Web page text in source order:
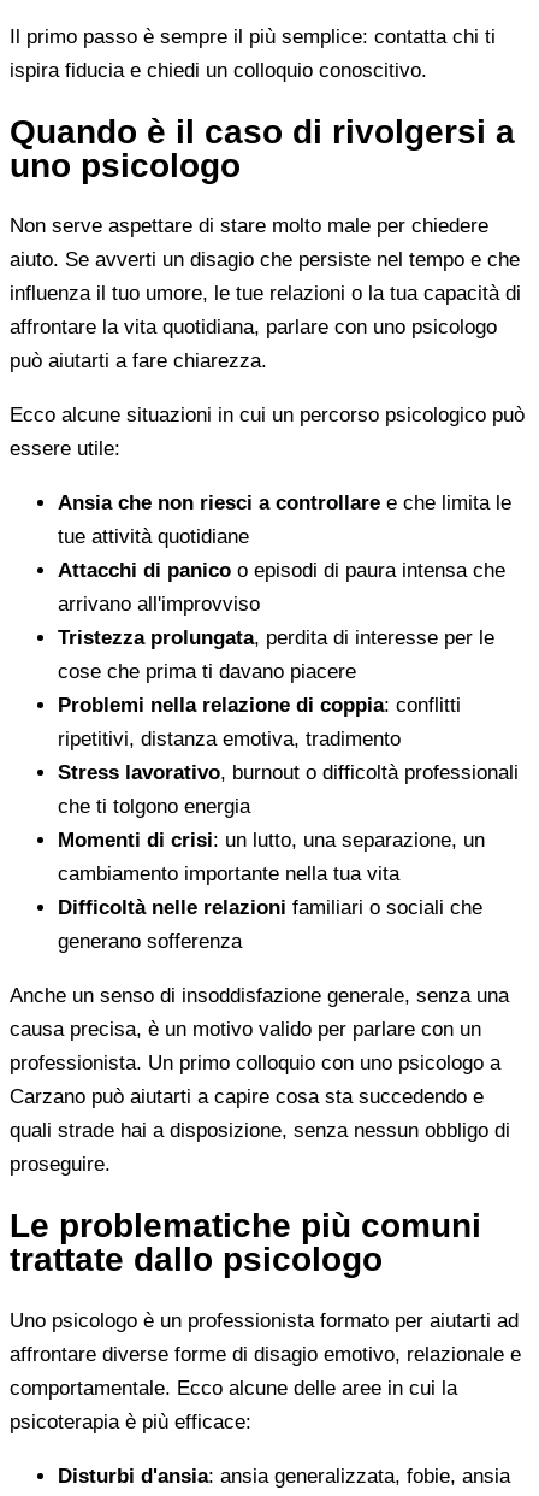
Il primo passo è sempre il più semplice: contatta chi ti
ispira fiducia e chiedi un colloquio conoscitivo.
Quando è il caso di rivolgersi a
uno psicologo
Non serve aspettare di stare molto male per chiedere
aiuto. Se avverti un disagio che persiste nel tempo e che
influenza il tuo umore, le tue relazioni o la tua capacità di
affrontare la vita quotidiana, parlare con uno psicologo
può aiutarti a fare chiarezza.
Ecco alcune situazioni in cui un percorso psicologico può
essere utile:
Ansia che non riesci a controllare e che limita le
tue attività quotidiane
Attacchi di panico o episodi di paura intensa che
arrivano all'improvviso
Tristezza prolungata, perdita di interesse per le
cose che prima ti davano piacere
Problemi nella relazione di coppia: conflitti
ripetitivi, distanza emotiva, tradimento
Stress lavorativo, burnout o difficoltà professionali
che ti tolgono energia
Momenti di crisi: un lutto, una separazione, un
cambiamento importante nella tua vita
Difficoltà nelle relazioni familiari o sociali che
generano sofferenza
Anche un senso di insoddisfazione generale, senza una
causa precisa, è un motivo valido per parlare con un
professionista. Un primo colloquio con uno psicologo a
Carzano può aiutarti a capire cosa sta succedendo e
quali strade hai a disposizione, senza nessun obbligo di
proseguire.
Le problematiche più comuni
trattate dallo psicologo
Uno psicologo è un professionista formato per aiutarti ad
affrontare diverse forme di disagio emotivo, relazionale e
comportamentale. Ecco alcune delle aree in cui la
psicoterapia è più efficace:
Disturbi d'ansia: ansia generalizzata, fobie, ansia